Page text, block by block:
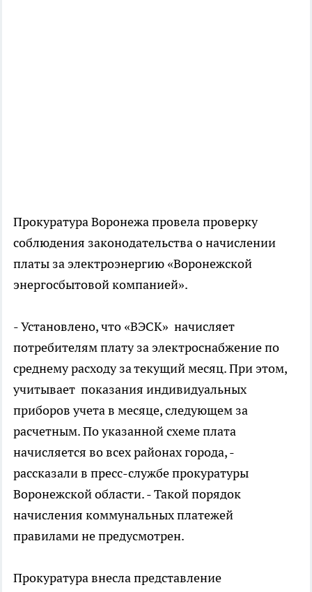
Прокуратура Воронежа провела проверку
соблюдения законодательства о начислении
платы за электроэнергию «Воронежской
энергосбытовой компанией».
- Установлено, что «ВЭСК» начисляет
потребителям плату за электроснабжение по
среднему расходу за текущий месяц. При этом,
учитывает показания индивидуальных
приборов учета в месяце, следующем за
расчетным. По указанной схеме плата
начисляется во всех районах города, -
рассказали в пресс-службе прокуратуры
Воронежской области. - Такой порядок
начисления коммунальных платежей
правилами не предусмотрен.
Прокуратура внесла представление